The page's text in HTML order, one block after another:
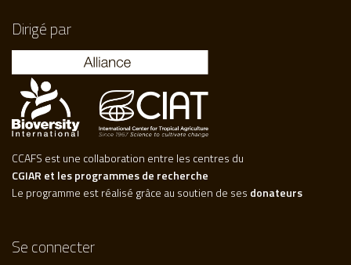
Dirigé par
CCAFS est une collaboration entre les centres du
CGIAR et les programmes de recherche
Le programme est réalisé grâce au soutien de ses donateurs
Se connecter